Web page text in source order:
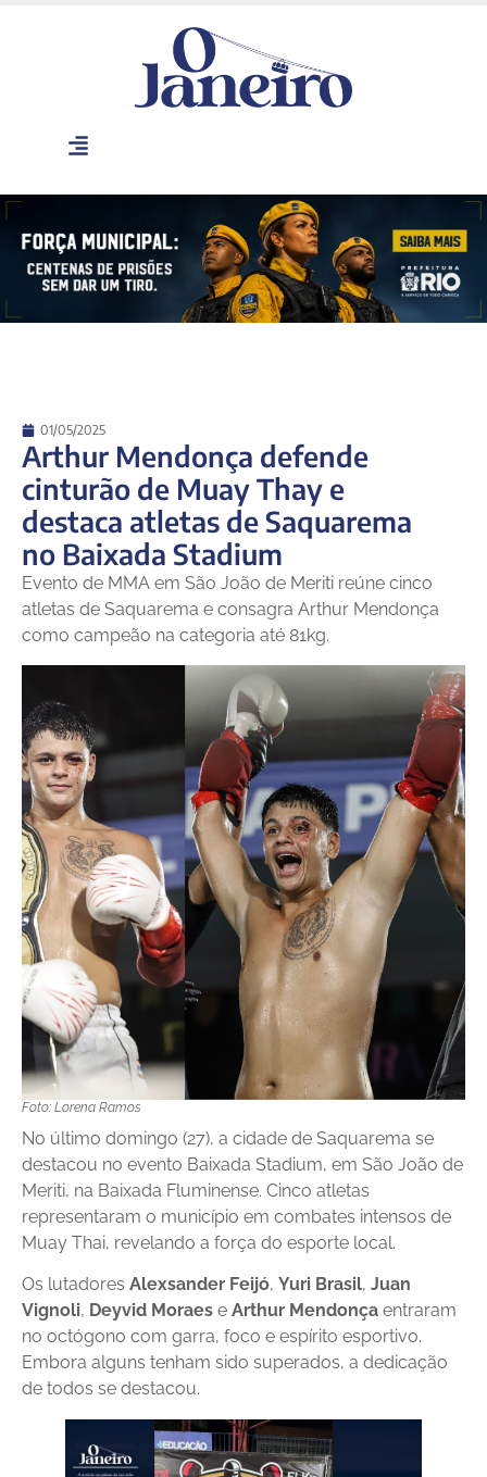
01/05/2025
Arthur Mendonça defende
cinturão de Muay Thay e
destaca atletas de Saquarema
no Baixada Stadium
Evento de MMA em São João de Meriti reúne cinco
atletas de Saquarema e consagra Arthur Mendonça
como campeão na categoria até 81kg.
Foto: Lorena Ramos
No último domingo (27), a cidade de Saquarema se
destacou no evento Baixada Stadium, em São João de
Meriti, na Baixada Fluminense. Cinco atletas
representaram o município em combates intensos de
Muay Thai, revelando a força do esporte local.
Os lutadores Alexsander Feijó, Yuri Brasil, Juan
Vignoli, Deyvid Moraes e Arthur Mendonça entraram
no octógono com garra, foco e espírito esportivo.
Embora alguns tenham sido superados, a dedicação
de todos se destacou.